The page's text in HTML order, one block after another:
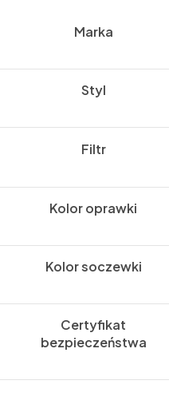
Marka
Styl
Filtr
Kolor oprawki
Kolor soczewki
Certyfikat
bezpieczeństwa